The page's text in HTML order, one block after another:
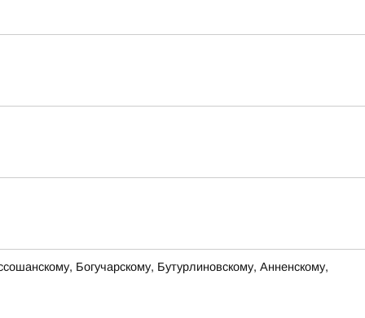
Богучарскому, Бутурлиновскому, Анненскому,